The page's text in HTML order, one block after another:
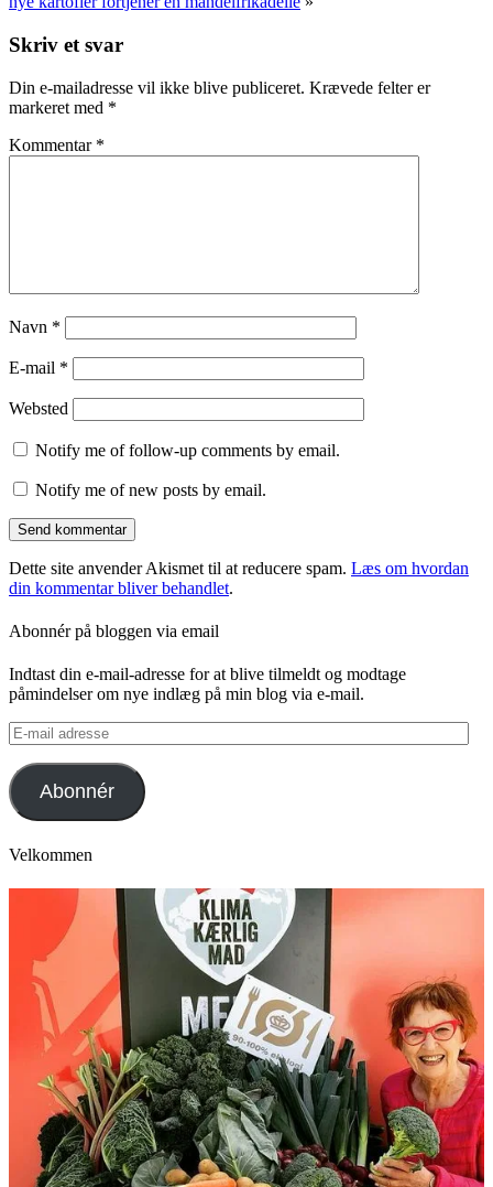
Skriv et svar
Din e-mailadresse vil ikke blive publiceret. Krævede felter er
markeret med *
Kommentar *
Navn *
E-mail *
Websted
Notify me of follow-up comments by email.
Notify me of new posts by email.
Dette site anvender Akismet til at reducere spam. Læs om hvordan
din kommentar bliver behandlet.
Abonnér på bloggen via email
Indtast din e-mail-adresse for at blive tilmeldt og modtage
påmindelser om nye indlæg på min blog via e-mail.
E-
mail
adresse
Abonnér
Velkommen